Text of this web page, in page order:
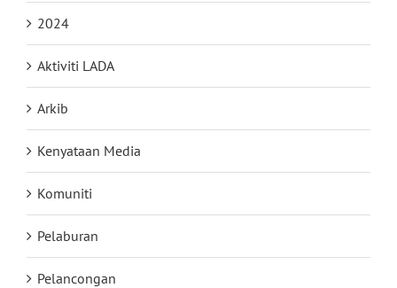
2024
Aktiviti LADA
Arkib
Kenyataan Media
Komuniti
Pelaburan
Pelancongan